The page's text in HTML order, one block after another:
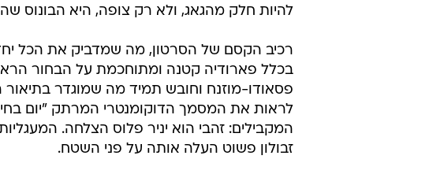
להיות חלק מהגאג, ולא רק צופה, היא הבונוס
רכיב הקסם של הסרטון, מה שמדביק את הכל
בכלל פארודיה קטנה ומתוחכמת על הבחור
פסאודו-מוזנח וחובש תמיד מה שמוגדר
לראות את המסמך הדוקומנטרי המרתק "יום
המקבילים: זהבי הוא יניר פלוס הצלחה.
זבולון פשוט העלה אותה על פני השטח.